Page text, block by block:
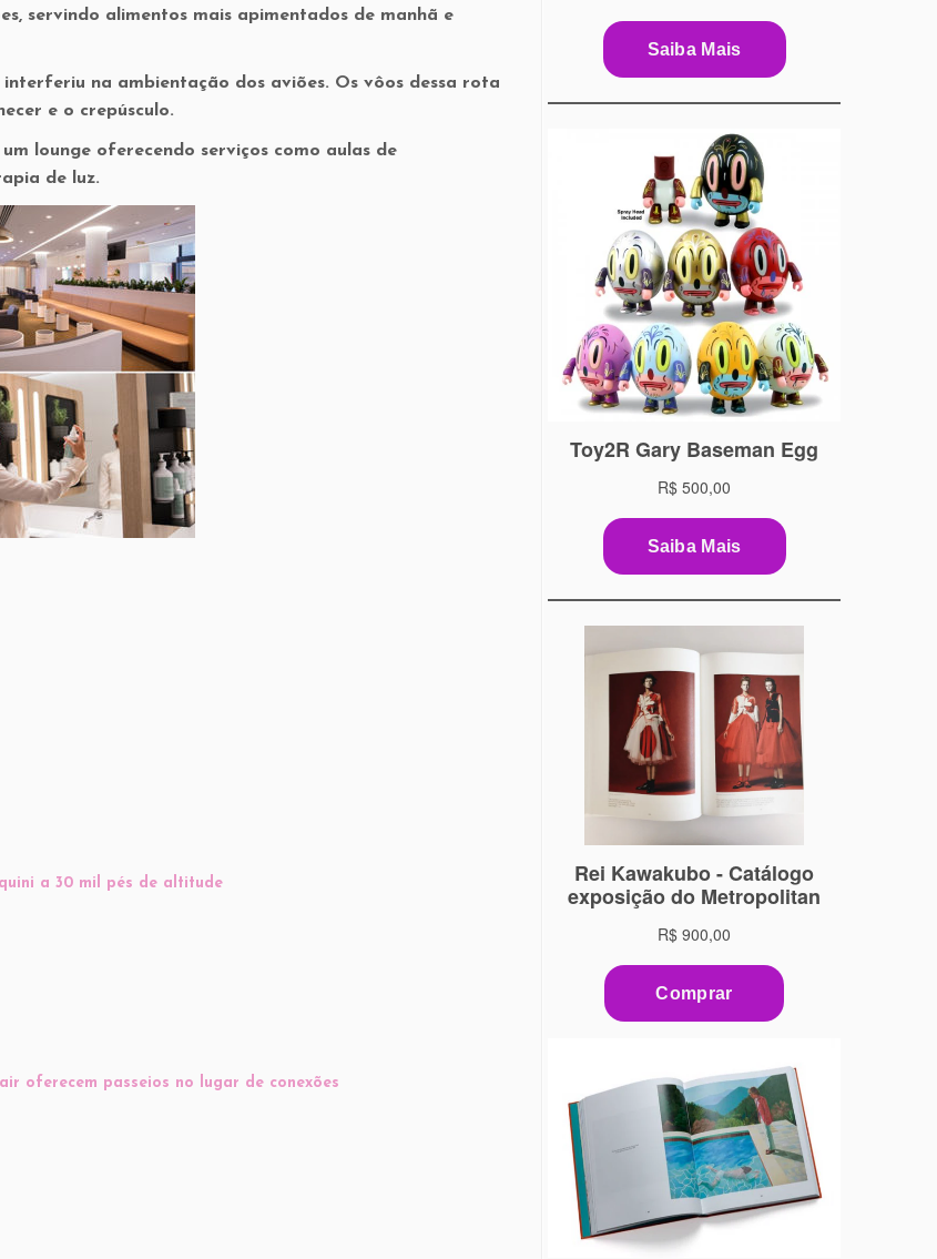
servindo alimentos mais apimentados de manhã e
na ambientação dos aviões. Os vôos dessa rota
e o crepúsculo.
lounge oferecendo serviços como aulas de
de luz.
a 30 mil pés de altitude
oferecem passeios no lugar de conexões